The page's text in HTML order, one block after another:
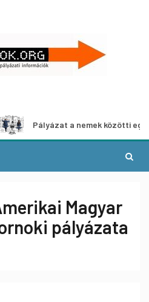
a nemek közötti egyenlőség
Magyar
pályázata